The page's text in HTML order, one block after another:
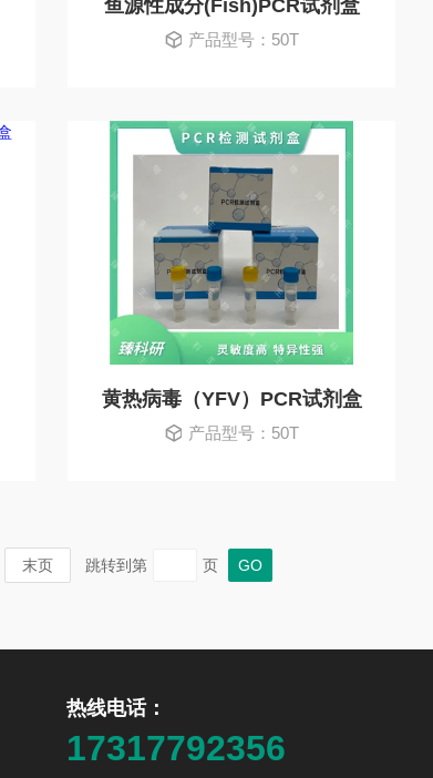
鱼源性成分(Fish)PCR试剂盒
产品型号：50T
黄热病毒（YFV）PCR试剂盒
产品型号：50T
末页 跳转到第 页
热线电话：
17317792356